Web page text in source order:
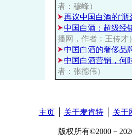
者：穆峰）
再议中国白酒的“瓶
中国白酒：超级经
播网，作者：王传才
中国白酒的奢侈品
中国白酒营销，何
者：张德伟）
主页│ 关于麦肯特│ 关于
版权所有©2000－